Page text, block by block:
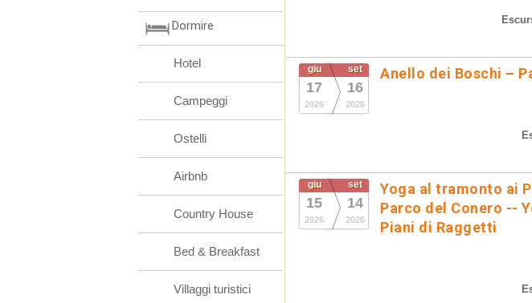
giu
17
2026
set
16
2026
Anello dei Boschi –
giu
15
2026
set
14
2026
Yoga al tramonto ai
Parco del Conero --
Piani di Raggetti
Dormire
Hotel
Campeggi
Ostelli
Airbnb
Country House
Bed & Breakfast
Villaggi turistici